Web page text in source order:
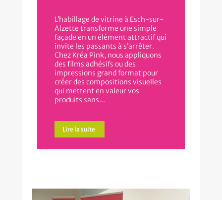
L’habillage de vitrine à Esch-sur-
Alzette transforme une simple
façade en un élément attractif qui
invite les passants à s’arrêter.
Chez Kréa Pink, nous appliquons
des films adhésifs ou des
impressions grand format pour
créer des compositions visuelles
qui mettent en valeur vos
produits sans...
Lire la suite